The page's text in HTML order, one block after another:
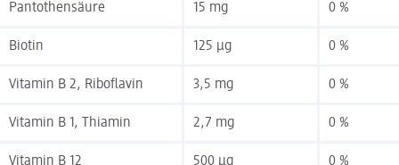
Pantothensäure 15 mg 0 %
Biotin 125 µg 0 %
Vitamin B 2, Riboflavin 3,5 mg 0 %
Vitamin B 1, Thiamin 2,7 mg 0 %
Vitamin B 12 500 µg 0 %